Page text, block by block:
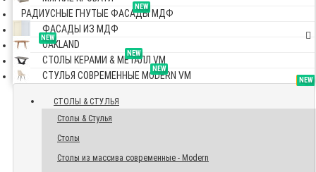
NEW
РАДИУСНЫЕ ГНУТЫЕ ФАСАДЫ МДФ
ФАСАДЫ ИЗ МДФ
NEW
OAKLAND
NEW
СТОЛЫ КЕРАМИ & МЕТАЛЛ VM
NEW
СТУЛЬЯ СОВРЕМЕННЫЕ MODERN VM TOP
СТОЛЫ & СТУЛЬЯ
Столы & Стулья
Столы
Столы из массива современные - Modern
NEW
NEW
NEW